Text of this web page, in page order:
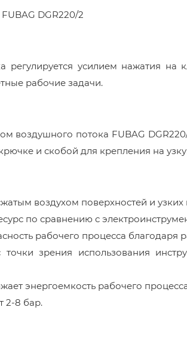
DGR220/2
регулируется усилием нажатия на
рабочие задачи.
воздушного потока FUBAG
и скобой для крепления на
воздухом поверхностей и узких
по сравнению с
рабочего процесса благодаря
зрения использования
энергоемкость рабочего
2-8 бар.